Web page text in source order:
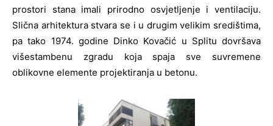
prostori stana imali prirodno osvjetljenje i ventilaciju.
Slična arhitektura stvara se i u drugim velikim središtima,
pa tako 1974. godine Dinko Kovačić u Splitu dovršava
višestambenu zgradu koja spaja sve suvremene
oblikovne elemente projektiranja u betonu.